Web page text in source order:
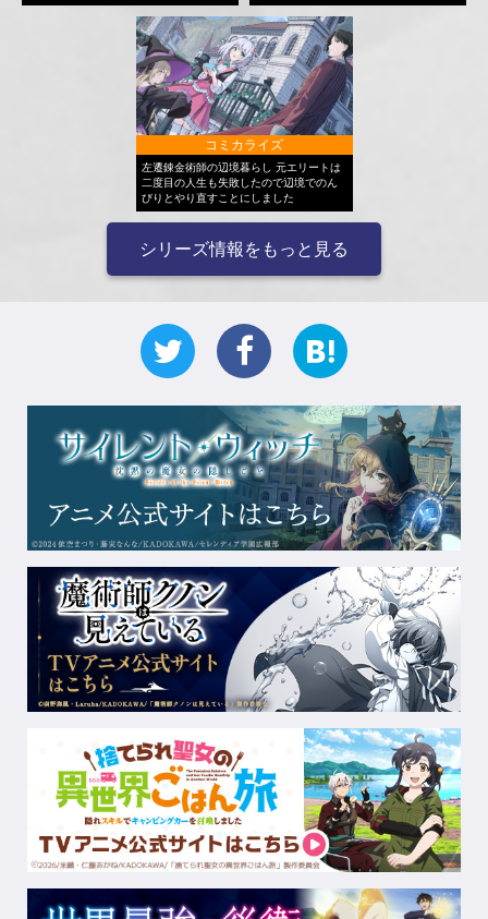
コミカライズ
左遷錬金術師の辺境暮らし 元エリートは
二度目の人生も失敗したので辺境でのん
びりとやり直すことにしました
シリーズ情報をもっと見る